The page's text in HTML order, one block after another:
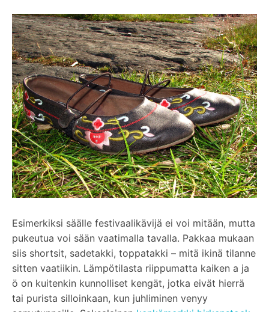
Esimerkiksi säälle festivaalikävijä ei voi mitään, mutta
pukeutua voi sään vaatimalla tavalla. Pakkaa mukaan
siis shortsit, sadetakki, toppatakki – mitä ikinä tilanne
sitten vaatiikin. Lämpötilasta riippumatta kaiken a ja
ö on kuitenkin kunnolliset kengät, jotka eivät hierrä
tai purista silloinkaan, kun juhliminen venyy